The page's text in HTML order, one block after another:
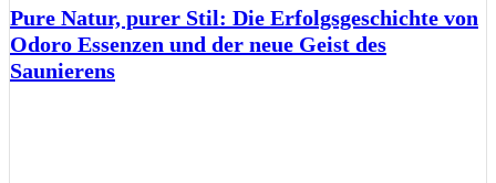
Pure Natur, purer Stil: Die Erfolgsgeschichte von
Odoro Essenzen und der neue Geist des
Saunierens